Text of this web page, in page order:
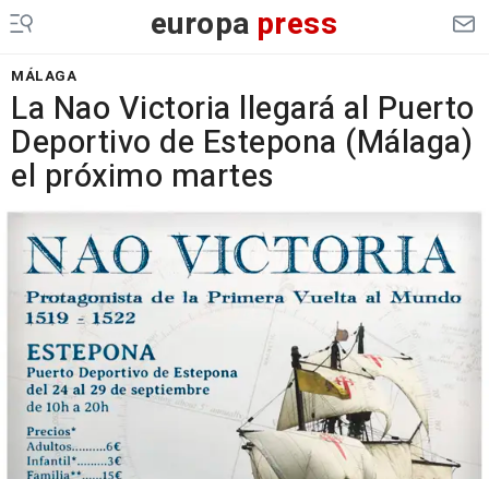
europa press
MÁLAGA
La Nao Victoria llegará al Puerto
Deportivo de Estepona (Málaga)
el próximo martes